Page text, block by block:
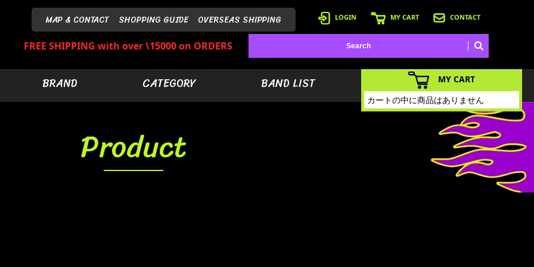
MAP & CONTACT SHOPPING GUIDE OVERSEAS SHIPPING LOGIN MY CART CONTACT
FREE SHIPPING with over \15000 on ORDERS
BRAND CATEGORY BAND LIST
Product
MY CART
カートの中に商品はありません